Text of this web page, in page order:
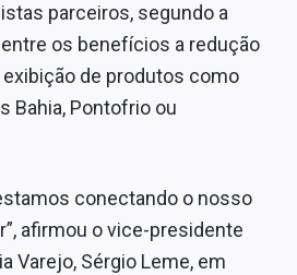
parceiros, segundo a
os benefícios a redução
de produtos como
Bahia, Pontofrio ou
conectando o nosso
afirmou o vice-presidente
Varejo, Sérgio Leme, em